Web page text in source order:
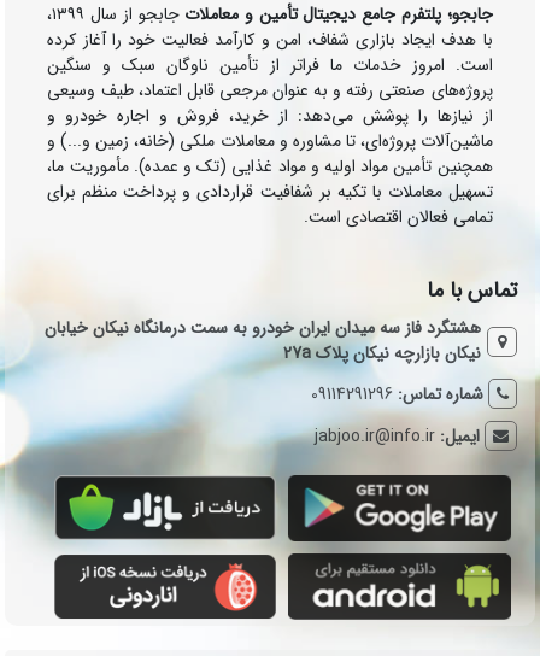
جابجو؛ پلتفرم جامع دیجیتال تأمین و معاملات
جابجو از سال ۱۳۹۹،
با هدف ایجاد بازاری شفاف، امن و کارآمد فعالیت خود را آغاز کرده
است. امروز خدمات ما فراتر از تأمین ناوگان سبک و سنگین
پروژه‌های صنعتی رفته و به عنوان مرجعی قابل اعتماد، طیف وسیعی
از نیازها را پوشش می‌دهد: از خرید، فروش و اجاره خودرو و
ماشین‌آلات پروژه‌ای، تا مشاوره و معاملات ملکی (خانه، زمین و...) و
همچنین تأمین مواد اولیه و مواد غذایی (تک و عمده). مأموریت ما،
تسهیل معاملات با تکیه بر شفافیت قراردادی و پرداخت منظم برای
تمامی فعالان اقتصادی است.
تماس با ما
هشتگرد فاز سه میدان ایران خودرو به سمت درمانگاه نیکان خیابان
نیکان بازارچه نیکان پلاک 27a
شماره تماس:09114291296
ایمیل:jabjoo.ir@info.ir